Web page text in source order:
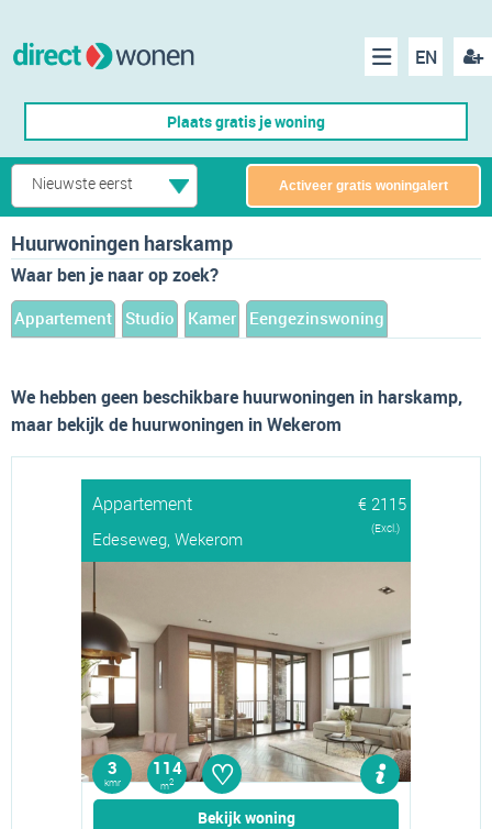
EN
Menu
Plaats gratis je woning
Nieuwste eerst Activeer gratis woningalert
Huurwoningen harskamp
Waar ben je naar op zoek?
Appartement Studio Kamer Eengezinswoning
We hebben geen beschikbare huurwoningen in harskamp,
maar bekijk de huurwoningen in Wekerom
Appartement
€ 2115
Edeseweg, Wekerom
(Excl.)
3
kmr
114
m2 ♡
Bekijk woning